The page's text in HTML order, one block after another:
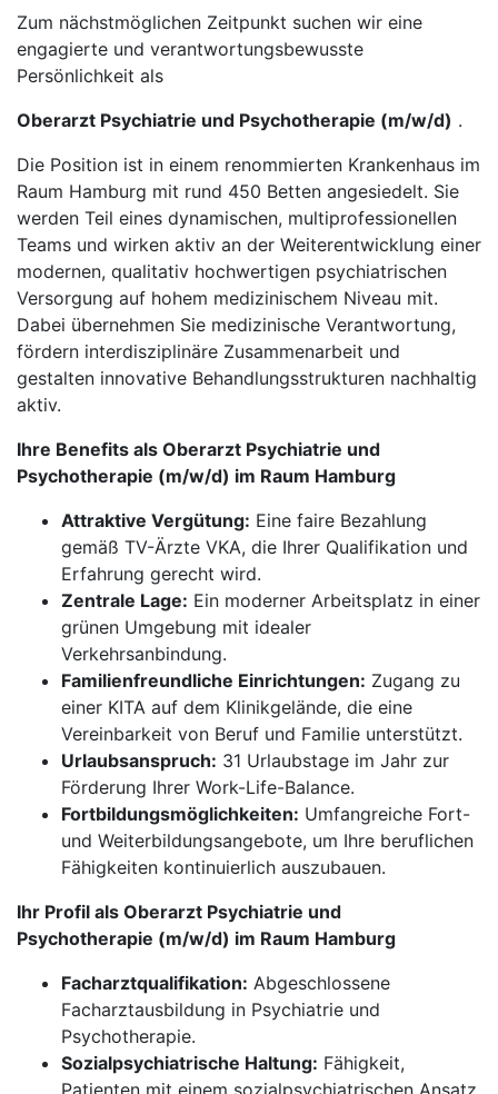
Zum nächstmöglichen Zeitpunkt suchen wir eine
engagierte und verantwortungsbewusste
Persönlichkeit als
Oberarzt Psychiatrie und Psychotherapie (m/w/d) .
Die Position ist in einem renommierten Krankenhaus im
Raum Hamburg mit rund 450 Betten angesiedelt. Sie
werden Teil eines dynamischen, multiprofessionellen
Teams und wirken aktiv an der Weiterentwicklung einer
modernen, qualitativ hochwertigen psychiatrischen
Versorgung auf hohem medizinischem Niveau mit.
Dabei übernehmen Sie medizinische Verantwortung,
fördern interdisziplinäre Zusammenarbeit und
gestalten innovative Behandlungsstrukturen nachhaltig
aktiv.
Ihre Benefits als Oberarzt Psychiatrie und
Psychotherapie (m/w/d) im Raum Hamburg
Attraktive Vergütung: Eine faire Bezahlung
gemäß TV-Ärzte VKA, die Ihrer Qualifikation und
Erfahrung gerecht wird.
Zentrale Lage: Ein moderner Arbeitsplatz in einer
grünen Umgebung mit idealer
Verkehrsanbindung.
Familienfreundliche Einrichtungen: Zugang zu
einer KITA auf dem Klinikgelände, die eine
Vereinbarkeit von Beruf und Familie unterstützt.
Urlaubsanspruch: 31 Urlaubstage im Jahr zur
Förderung Ihrer Work-Life-Balance.
Fortbildungsmöglichkeiten: Umfangreiche Fort-
und Weiterbildungsangebote, um Ihre beruflichen
Fähigkeiten kontinuierlich auszubauen.
Ihr Profil als Oberarzt Psychiatrie und
Psychotherapie (m/w/d) im Raum Hamburg
Facharztqualifikation: Abgeschlossene
Facharztausbildung in Psychiatrie und
Psychotherapie.
Sozialpsychiatrische Haltung: Fähigkeit,
Patienten mit einem sozialpsychiatrischen Ansatz